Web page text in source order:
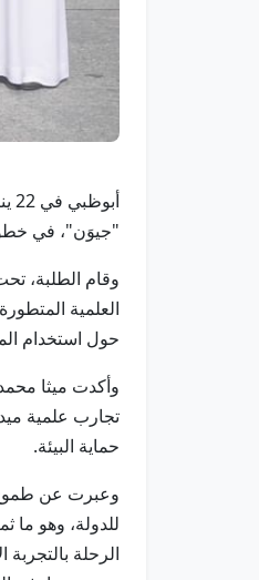
"جيوَن"، في خطوة
وقام الطلبة،
العلمية
حول استخدام
وأكدت ميثا محمد
تجارب علمية
حماية البيئة.
وعبرت عن طموح
للدولة، وهو ما
الرحلة